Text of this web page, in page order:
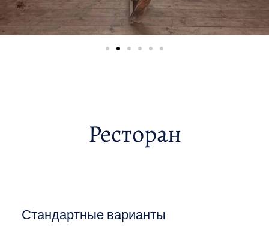
Ресторан
Стандартные варианты